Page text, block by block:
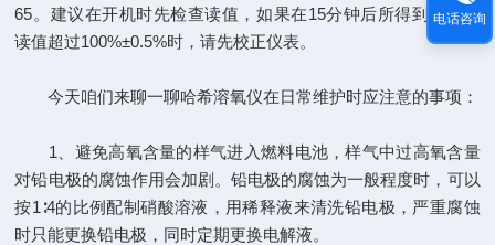
65。建议在开机时先检查读值，如果在15分钟后所得到的稳定
读值超过100%±0.5%时，请先校正仪表。
今天咱们来聊一聊哈希溶氧仪在日常维护时应注意的事项：
1、避免高氧含量的样气进入燃料电池，样气中过高氧含量
对铅电极的腐蚀作用会加剧。铅电极的腐蚀为一般程度时，可以
按1∶4的比例配制硝酸溶液，用稀释液来清洗铅电极，严重腐蚀
时只能更换铅电极，同时定期更换电解液。
电话咨询